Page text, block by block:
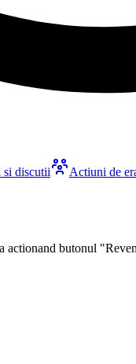
si discutii Actiuni de
actionand butonul